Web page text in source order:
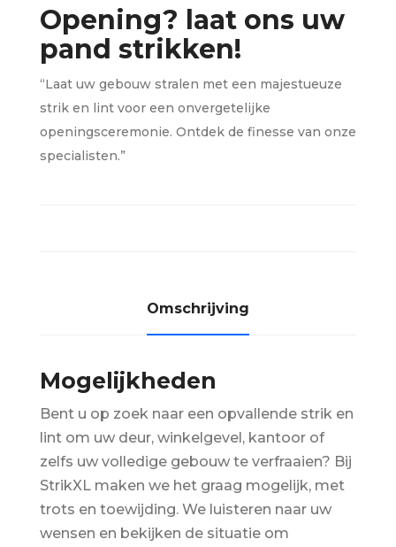
Opening? laat ons uw
pand strikken!
“Laat uw gebouw stralen met een majestueuze
strik en lint voor een onvergetelijke
openingsceremonie. Ontdek de finesse van onze
specialisten.”
Mogelijkheden
Bent u op zoek naar een opvallende strik en
lint om uw deur, winkelgevel, kantoor of
zelfs uw volledige gebouw te verfraaien? Bij
StrikXL maken we het graag mogelijk, met
trots en toewijding. We luisteren naar uw
wensen en bekijken de situatie om